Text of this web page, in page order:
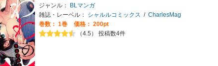
ジャンル：
BLマンガ
雑誌・レーベル：
シャルルコミックス / CharlesMag
巻数： 1巻
価格： 200pt
（4.5） 投稿数4件